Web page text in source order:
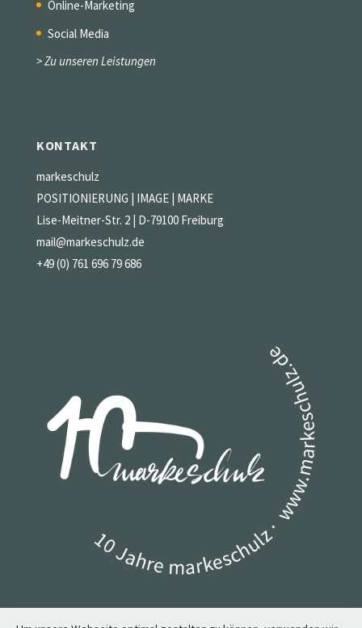
Online-Marketing
Social Media
> Zu unseren Leistungen
KONTAKT
markeschulz
POSITIONIERUNG | IMAGE | MARKE
Lise-Meitner-Str. 2 | D-79100 Freiburg
mail@markeschulz.de
+49 (0) 761 696 79 686